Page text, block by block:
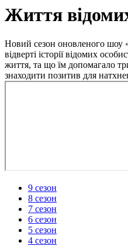
Життя
Новий сезон оновленого
відверті історії відомих
життя, та що їм допомагало
знаходити позитив для
9 сезон
8 сезон
7 сезон
6 сезон
5 сезон
4 сезон